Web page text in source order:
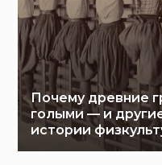
Почему древние
голыми — и
истории